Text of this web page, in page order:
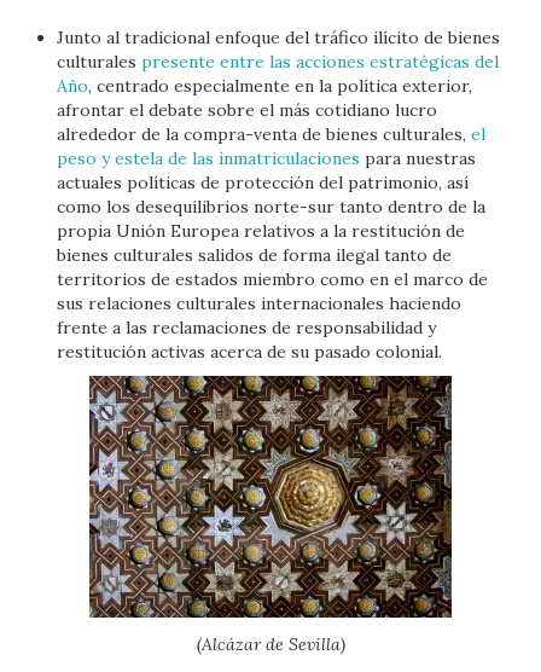
Junto al tradicional enfoque del tráfico ilícito de bienes
culturalespresente entre las acciones estratégicas del
Año, centrado especialmente en la política exterior,
afrontar el debate sobre el más cotidiano lucro
alrededor de la compra-venta de bienes culturales,el
peso y estela de las inmatriculacionespara nuestras
actuales políticas de protección del patrimonio, así
como los desequilibrios norte-sur tanto dentro de la
propia Unión Europea relativos a la restitución de
bienes culturales salidos de forma ilegal tanto de
territorios de estados miembro como en el marco de
sus relaciones culturales internacionales haciendo
frente a las reclamaciones de responsabilidad y
restitución activas acerca de su pasado colonial.
(Alcázar de Sevilla)